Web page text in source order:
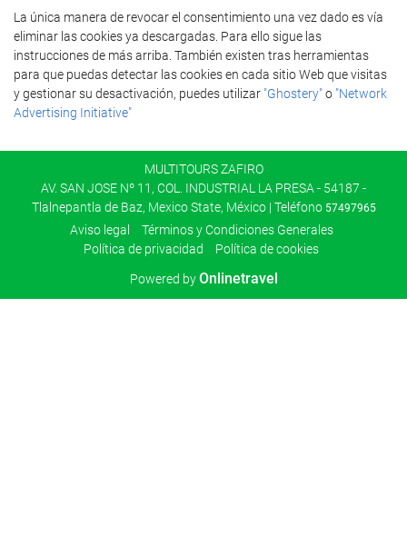
La única manera de revocar el consentimiento una vez dado es vía
eliminar las cookies ya descargadas. Para ello sigue las
instrucciones de más arriba. También existen tras herramientas
para que puedas detectar las cookies en cada sitio Web que visitas
y gestionar su desactivación, puedes utilizar "Ghostery"o "Network
Advertising Initiative"
MULTITOURS ZAFIRO
AV. SAN JOSE Nº 11, COL. INDUSTRIAL LA PRESA - 54187 -
Tlalnepantla de Baz, Mexico State, México | Teléfono 57497965
Aviso legal
Términos y Condiciones Generales
Política de privacidad
Política de cookies
Powered byOnlinetravel